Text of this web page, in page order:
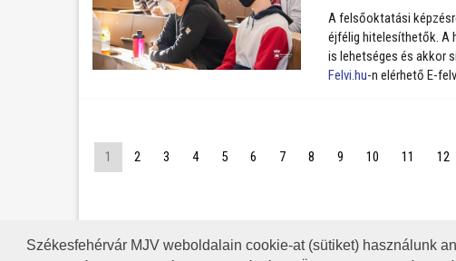
Székesfehérvár MJV weboldalain cookie-at (sütiket) használunk
A felsőoktatási
éjfélig hitelesíthetők. A
is lehetséges és akkor
Felvi.hu-n elérhető E-
1 2 3 4 5 6 7 8 9 10 11 12
RSS A HONLAP 2017.03.31-I ÁLLAPOTA